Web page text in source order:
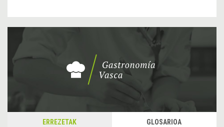
ERREZETAK GLOSARIOA